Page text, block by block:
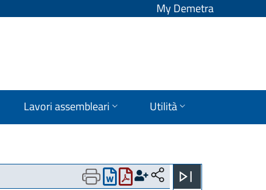
My Demetra
Lavori assembleari Utilità